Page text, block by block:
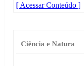
[ Acessar Conteúdo ]
Ciência e Natura